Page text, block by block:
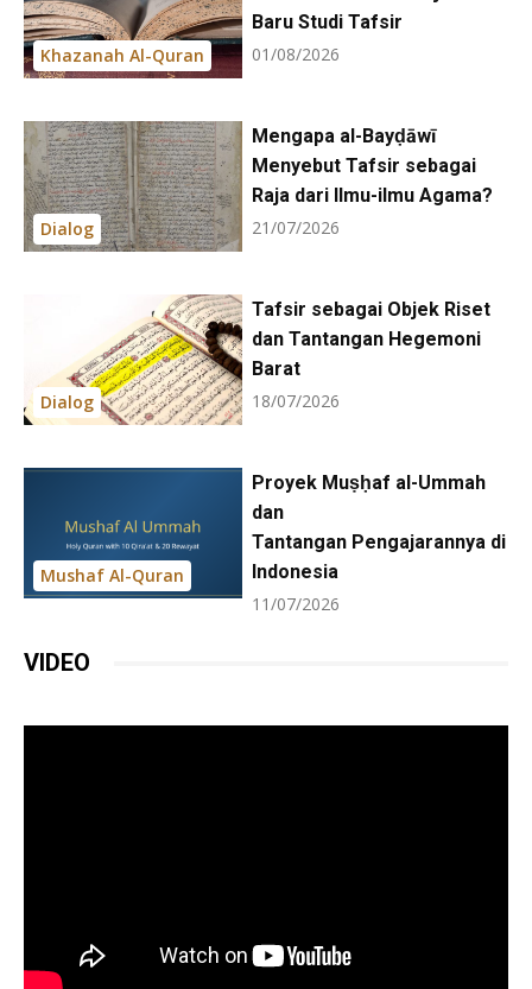
Khazanah Al-Quran
Baru Studi Tafsir
01/08/2026
Dialog
Mengapa al-Bayḍāwī
Menyebut Tafsir sebagai
Raja dari Ilmu-ilmu Agama?
21/07/2026
Dialog
Tafsir sebagai Objek Riset
dan Tantangan Hegemoni
Barat
18/07/2026
Mushaf Al-Quran
Proyek Muṣḥaf al-Ummah
dan
Tantangan Pengajarannya di
Indonesia
11/07/2026
VIDEO